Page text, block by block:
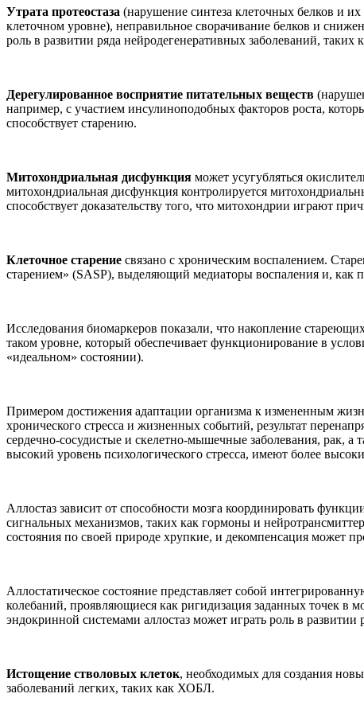
Утрата протеостаза (нарушение синтеза клеточных белков и
клеточном уровне), неправильное сворачивание белков и
роль в развитии ряда нейродегенеративных заболеваний,
Дерегулированное восприятие питательных веществ
например, с участием инсулиноподобных факторов роста,
способствует старению.
Митохондриальная дисфункция может усугубляться
митохондриальная дисфункция контролируется
способствует доказательству того, что митохондрии играют
Клеточное старение связано с хроническим воспалением.
старением» (SASP), выделяющий медиаторы воспаления и, как
Исследования биомаркеров показали, что накопление
таком уровне, который обеспечивает функционирование в
«идеальном» состоянии).
Примером достижения адаптации организма к измененным
хронического стресса и жизненных событий, результат
сердечно-сосудистые и скелетно-мышечные заболевания, рак, а
высокий уровень психологического стресса, имеют более
Аллостаз зависит от способности мозга координировать
сигнальных механизмов, таких как гормоны и
состояния по своей природе хрупкие, и декомпенсация может
Аллостатическое состояние представляет собой
колебаний, проявляющиеся как ригидизация заданных точек в
эндокринной системами аллостаз может играть роль в развитии
Истощение стволовых клеток, необходимых для создания
заболеваний легких, таких как ХОБЛ.